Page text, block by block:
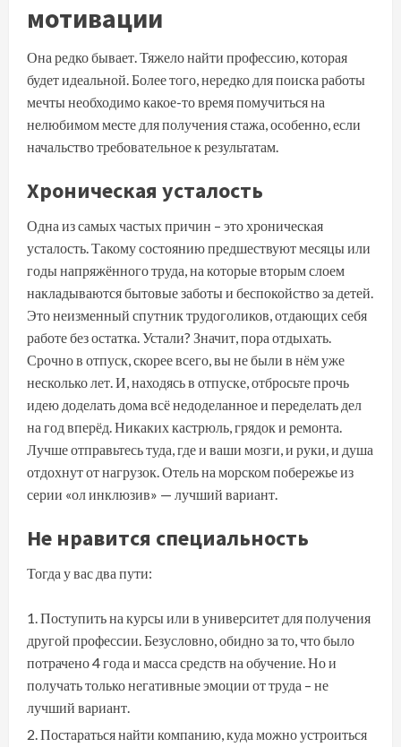
мотивации
Она редко бывает. Тяжело найти профессию, которая
будет идеальной. Более того, нередко для поиска работы
мечты необходимо какое-то время помучиться на
нелюбимом месте для получения стажа, особенно, если
начальство требовательное к результатам.
Хроническая усталость
Одна из самых частых причин – это хроническая
усталость. Такому состоянию предшествуют месяцы или
годы напряжённого труда, на которые вторым слоем
накладываются бытовые заботы и беспокойство за детей.
Это неизменный спутник трудоголиков, отдающих себя
работе без остатка. Устали? Значит, пора отдыхать.
Срочно в отпуск, скорее всего, вы не были в нём уже
несколько лет. И, находясь в отпуске, отбросьте прочь
идею доделать дома всё недоделанное и переделать дел
на год вперёд. Никаких кастрюль, грядок и ремонта.
Лучше отправьтесь туда, где и ваши мозги, и руки, и душа
отдохнут от нагрузок. Отель на морском побережье из
серии «ол инклюзив» — лучший вариант.
Не нравится специальность
Тогда у вас два пути:
Поступить на курсы или в университет для получения
другой профессии. Безусловно, обидно за то, что было
потрачено 4 года и масса средств на обучение. Но и
получать только негативные эмоции от труда – не
лучший вариант.
Постараться найти компанию, куда можно устроиться